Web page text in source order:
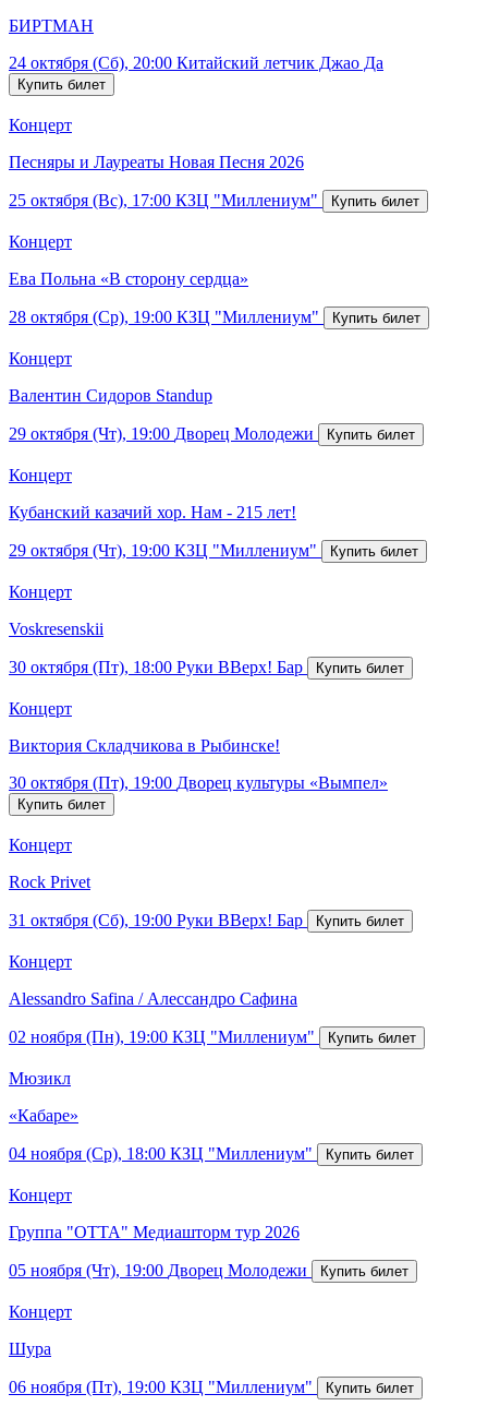
БИРТМАН
24 октября (Сб), 20:00 Китайский летчик Джао Да
Концерт
Песняры и Лауреаты Новая Песня 2026
25 октября (Вс), 17:00 КЗЦ "Миллениум"
Концерт
Ева Польна «В сторону сердца»
28 октября (Ср), 19:00 КЗЦ "Миллениум"
Концерт
Валентин Сидоров Standup
29 октября (Чт), 19:00 Дворец Молодежи
Концерт
Кубанский казачий хор. Нам - 215 лет!
29 октября (Чт), 19:00 КЗЦ "Миллениум"
Концерт
Voskresenskii
30 октября (Пт), 18:00 Руки ВВерх! Бар
Концерт
Виктория Складчикова в Рыбинске!
30 октября (Пт), 19:00 Дворец культуры «Вымпел»
Концерт
Rock Privet
31 октября (Сб), 19:00 Руки ВВерх! Бар
Концерт
Alessandro Safina / Алессандро Сафина
02 ноября (Пн), 19:00 КЗЦ "Миллениум"
Мюзикл
«Кабаре»
04 ноября (Ср), 18:00 КЗЦ "Миллениум"
Концерт
Группа "ОТТА" Медиашторм тур 2026
05 ноября (Чт), 19:00 Дворец Молодежи
Концерт
Шура
06 ноября (Пт), 19:00 КЗЦ "Миллениум"